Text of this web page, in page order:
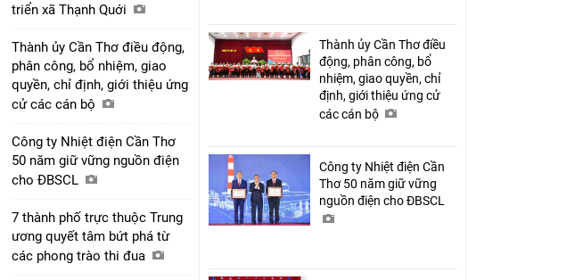
triển xã Thạnh Quới
Thành ủy Cần Thơ điều động,
phân công, bổ nhiệm, giao
quyền, chỉ định, giới thiệu ứng
cử các cán bộ
Công ty Nhiệt điện Cần Thơ
50 năm giữ vững nguồn điện
cho ĐBSCL
7 thành phố trực thuộc Trung
ương quyết tâm bứt phá từ
các phong trào thi đua
Thành ủy Cần Thơ điều
động, phân công, bổ
nhiệm, giao quyền, chỉ
định, giới thiệu ứng cử
các cán bộ
Công ty Nhiệt điện Cần
Thơ 50 năm giữ vững
nguồn điện cho ĐBSCL